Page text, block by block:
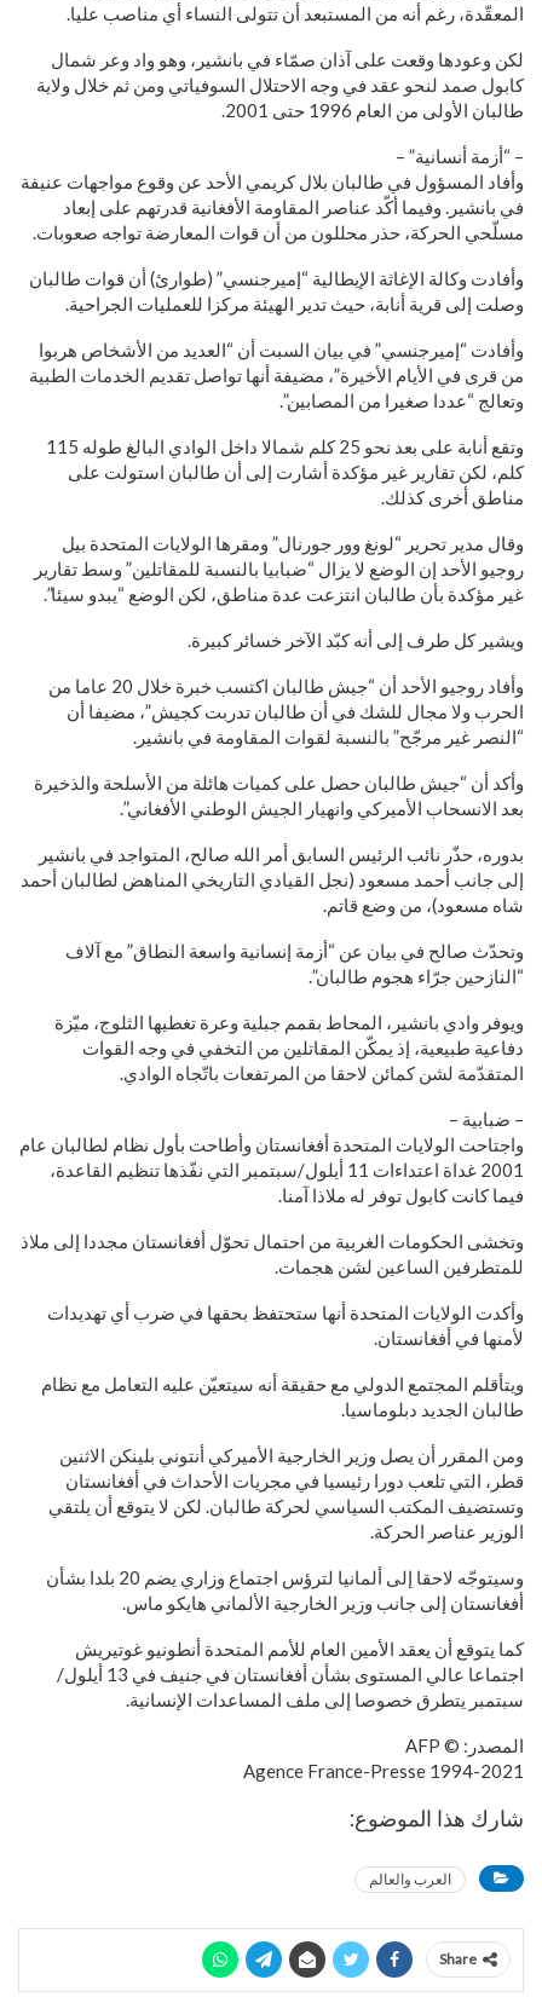
المعقّدة، رغم أنه من المستبعد أن تتولى النساء أي مناصب عليا.
لكن وعودها وقعت على آذان صمّاء في بانشير، وهو واد وعر شمال
كابول صمد لنحو عقد في وجه الاحتلال السوفياتي ومن ثم خلال ولاية
طالبان الأولى من العام 1996 حتى 2001.
– “أزمة أنسانية” –
وأفاد المسؤول في طالبان بلال كريمي الأحد عن وقوع مواجهات عنيفة
في بانشير. وفيما أكّد عناصر المقاومة الأفغانية قدرتهم على إبعاد
مسلّحي الحركة، حذر محللون من أن قوات المعارضة تواجه صعوبات.
وأفادت وكالة الإغاثة الإيطالية “إميرجنسي” (طوارئ) أن قوات طالبان
وصلت إلى قرية أنابة، حيث تدير الهيئة مركزا للعمليات الجراحية.
وأفادت “إميرجنسي” في بيان السبت أن “العديد من الأشخاص هربوا
من قرى في الأيام الأخيرة”، مضيفة أنها تواصل تقديم الخدمات الطبية
وتعالج “عددا صغيرا من المصابين”.
وتقع أنابة على بعد نحو 25 كلم شمالا داخل الوادي البالغ طوله 115
كلم، لكن تقارير غير مؤكدة أشارت إلى أن طالبان استولت على
مناطق أخرى كذلك.
وقال مدير تحرير “لونغ وور جورنال” ومقرها الولايات المتحدة بيل
روجيو الأحد إن الوضع لا يزال “ضبابيا بالنسبة للمقاتلين” وسط تقارير
غير مؤكدة بأن طالبان انتزعت عدة مناطق، لكن الوضع “يبدو سيئا”.
ويشير كل طرف إلى أنه كبّد الآخر خسائر كبيرة.
وأفاد روجيو الأحد أن “جيش طالبان اكتسب خبرة خلال 20 عاما من
الحرب ولا مجال للشك في أن طالبان تدربت كجيش”، مضيفا أن
“النصر غير مرجّح” بالنسبة لقوات المقاومة في بانشير.
وأكد أن “جيش طالبان حصل على كميات هائلة من الأسلحة والذخيرة
بعد الانسحاب الأميركي وانهيار الجيش الوطني الأفغاني”.
بدوره، حذّر نائب الرئيس السابق أمر الله صالح، المتواجد في بانشير
إلى جانب أحمد مسعود (نجل القيادي التاريخي المناهض لطالبان أحمد
شاه مسعود)، من وضع قاتم.
وتحدّث صالح في بيان عن “أزمة إنسانية واسعة النطاق” مع آلاف
“النازحين جرّاء هجوم طالبان”.
ويوفر وادي بانشير، المحاط بقمم جبلية وعرة تغطيها الثلوج، ميّزة
دفاعية طبيعية، إذ يمكّن المقاتلين من التخفي في وجه القوات
المتقدّمة لشن كمائن لاحقا من المرتفعات باتّجاه الوادي.
– ضبابية –
واجتاحت الولايات المتحدة أفغانستان وأطاحت بأول نظام لطالبان عام
2001 غداة اعتداءات 11 أيلول/سبتمبر التي نفّذها تنظيم القاعدة،
فيما كانت كابول توفر له ملاذا آمنا.
وتخشى الحكومات الغربية من احتمال تحوّل أفغانستان مجددا إلى ملاذ
للمتطرفين الساعين لشن هجمات.
وأكدت الولايات المتحدة أنها ستحتفظ بحقها في ضرب أي تهديدات
لأمنها في أفغانستان.
ويتأقلم المجتمع الدولي مع حقيقة أنه سيتعيّن عليه التعامل مع نظام
طالبان الجديد دبلوماسيا.
ومن المقرر أن يصل وزير الخارجية الأميركي أنتوني بلينكن الاثنين
قطر، التي تلعب دورا رئيسيا في مجريات الأحداث في أفغانستان
وتستضيف المكتب السياسي لحركة طالبان. لكن لا يتوقع أن يلتقي
الوزير عناصر الحركة.
وسيتوجّه لاحقا إلى ألمانيا لترؤس اجتماع وزاري يضم 20 بلدا بشأن
أفغانستان إلى جانب وزير الخارجية الألماني هايكو ماس.
كما يتوقع أن يعقد الأمين العام للأمم المتحدة أنطونيو غوتيريش
اجتماعا عالي المستوى بشأن أفغانستان في جنيف في 13 أيلول/
سبتمبر يتطرق خصوصا إلى ملف المساعدات الإنسانية.
المصدر: © AFP
1994-2021 Agence France-Presse
شارك هذا الموضوع:
العرب والعالم
Share